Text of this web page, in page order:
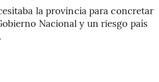
la provincia para concretar
Nacional y un riesgo país